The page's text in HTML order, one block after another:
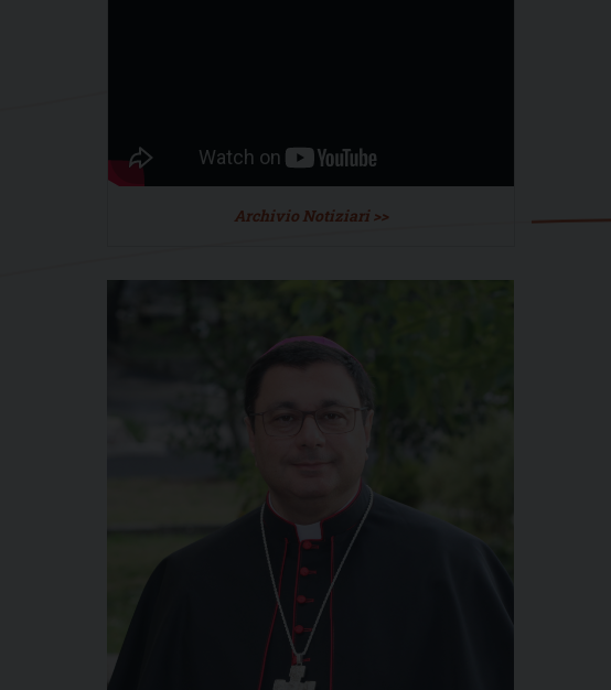
Archivio Notiziari >>